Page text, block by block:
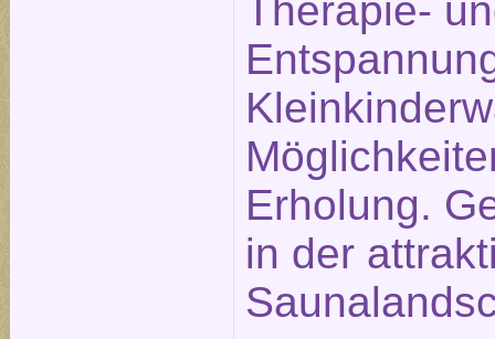
Therapie-
Erholung.
in der